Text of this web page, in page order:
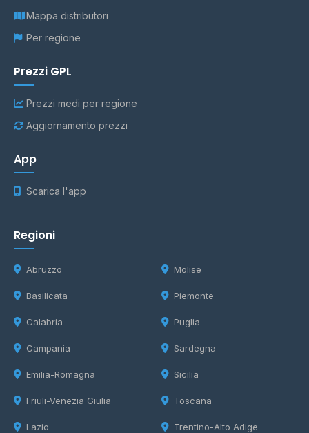
Mappa distributori
Per regione
Prezzi GPL
Prezzi medi per regione
Aggiornamento prezzi
App
Scarica l'app
Regioni
Abruzzo
Basilicata
Calabria
Campania
Emilia-Romagna
Friuli-Venezia Giulia
Lazio
Molise
Piemonte
Puglia
Sardegna
Sicilia
Toscana
Trentino-Alto Adige